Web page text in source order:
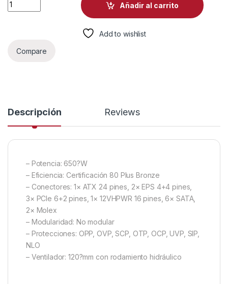
Añadir al carrito
Add to wishlist
Compare
Descripción Reviews
– Potencia: 650?W
– Eficiencia: Certificación 80 Plus Bronze
– Conectores: 1× ATX 24 pines, 2× EPS 4+4 pines,
3× PCIe 6+2 pines, 1× 12VHPWR 16 pines, 6× SATA,
2× Molex
– Modularidad: No modular
– Protecciones: OPP, OVP, SCP, OTP, OCP, UVP, SIP,
NLO
– Ventilador: 120?mm con rodamiento hidráulico